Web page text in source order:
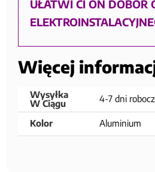
UŁATWI CI ON DOBÓR
Więcej
Wysyłka
W Ciągu
4-7 dni
Kolor Aluminium